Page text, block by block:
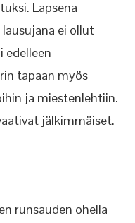
Lapsena
ei ollut
edelleen
tapaan myös
ja miestenlehtiin.
jälkimmäiset.
runsauden ohella